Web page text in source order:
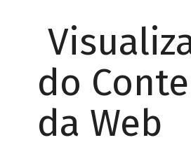
do
da Web